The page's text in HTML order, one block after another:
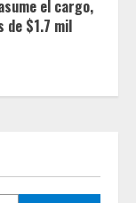
el cargo,
$1.7 mil